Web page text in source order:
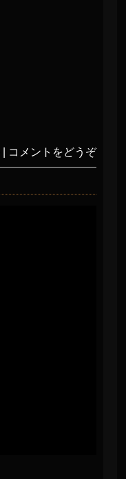
コメントをどうぞ